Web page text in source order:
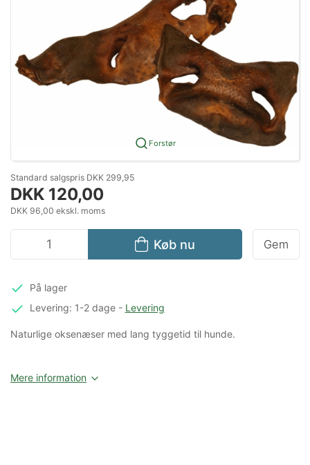
Forstør
Standard salgspris DKK 299,95
DKK 120,00
DKK 96,00 ekskl. moms
Køb nu Gem
På lager
Levering: 1-2 dage- Levering
Naturlige oksenæser med lang tyggetid til hunde.
Mere information